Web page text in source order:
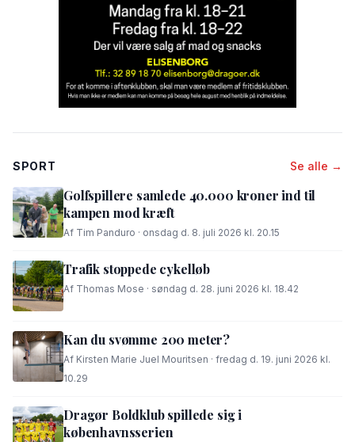
SPORT Se alle →
Golfspillere samlede 40.000 kroner ind til
kampen mod kræft
Af Tim Panduro · onsdag d. 8. juli 2026 kl. 20.15
Trafik stoppede cykelløb
Af Thomas Mose · søndag d. 28. juni 2026 kl. 18.42
Kan du svømme 200 meter?
Af Kirsten Marie Juel Mouritsen · fredag d. 19. juni 2026 kl.
10.29
Dragør Boldklub spillede sig i
københavnsserien